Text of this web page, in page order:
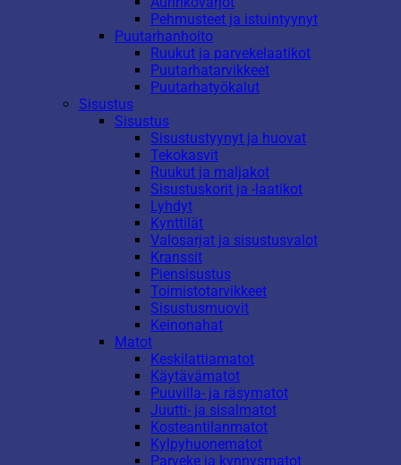
Pehmusteet ja istuintyynyt
Puutarhanhoito
Ruukut ja parvekelaatikot
Puutarhatarvikkeet
Puutarhatyökalut
Sisustus
Sisustus
Sisustustyynyt ja huovat
Tekokasvit
Ruukut ja maljakot
Sisustuskorit ja -laatikot
Lyhdyt
Kynttilät
Valosarjat ja sisustusvalot
Kranssit
Piensisustus
Toimistotarvikkeet
Sisustusmuovit
Keinonahat
Matot
Keskilattiamatot
Käytävämatot
Puuvilla- ja räsymatot
Juutti- ja sisalmatot
Kosteantilanmatot
Kylpyhuonematot
Parveke ja kynnysmatot